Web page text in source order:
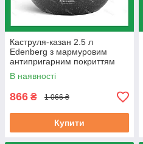
Каструля-казан 2.5 л
Edenberg з мармуровим
антипригарним покриттям
литий алюміній 24 см (EB-
8159)
В наявності
866 ₴ 1 066 ₴
Купити